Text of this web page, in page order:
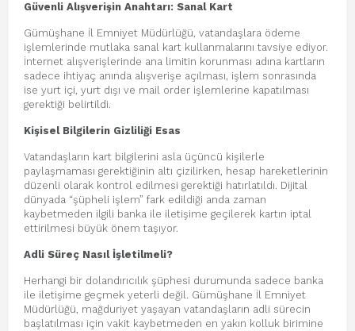
Güvenli Alışverişin Anahtarı: Sanal Kart
Gümüşhane İl Emniyet Müdürlüğü, vatandaşlara ödeme
işlemlerinde mutlaka sanal kart kullanmalarını tavsiye ediyor.
İnternet alışverişlerinde ana limitin korunması adına kartların
sadece ihtiyaç anında alışverişe açılması, işlem sonrasında
ise yurt içi, yurt dışı ve mail order işlemlerine kapatılması
gerektiği belirtildi.
Kişisel Bilgilerin Gizliliği Esas
Vatandaşların kart bilgilerini asla üçüncü kişilerle
paylaşmaması gerektiğinin altı çizilirken, hesap hareketlerinin
düzenli olarak kontrol edilmesi gerektiği hatırlatıldı. Dijital
dünyada “şüpheli işlem” fark edildiği anda zaman
kaybetmeden ilgili banka ile iletişime geçilerek kartın iptal
ettirilmesi büyük önem taşıyor.
Adli Süreç Nasıl İşletilmeli?
Herhangi bir dolandırıcılık şüphesi durumunda sadece banka
ile iletişime geçmek yeterli değil. Gümüşhane İl Emniyet
Müdürlüğü, mağduriyet yaşayan vatandaşların adli sürecin
başlatılması için vakit kaybetmeden en yakın kolluk birimine